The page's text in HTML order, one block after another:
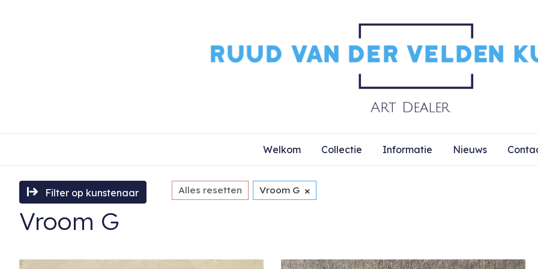
Welkom Collectie Informatie Nieuws
Filter op kunstenaar Alles resetten Vroom G ×
Vroom G